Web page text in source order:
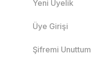
Yeni Üyelik
Üye Girişi
Şifremi Unuttum